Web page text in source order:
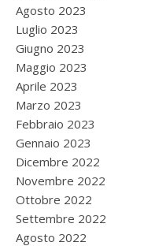
Agosto 2023
Luglio 2023
Giugno 2023
Maggio 2023
Aprile 2023
Marzo 2023
Febbraio 2023
Gennaio 2023
Dicembre 2022
Novembre 2022
Ottobre 2022
Settembre 2022
Agosto 2022